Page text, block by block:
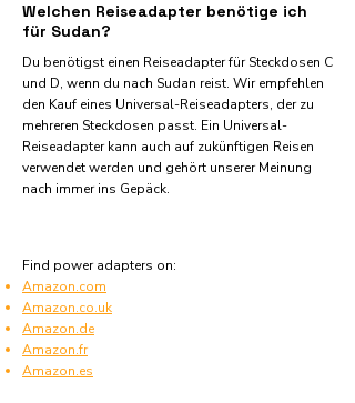
Welchen Reiseadapter benötige ich
für Sudan?
Du benötigst einen Reiseadapter für Steckdosen C
und D, wenn du nach Sudan reist. Wir empfehlen
den Kauf eines Universal-Reiseadapters, der zu
mehreren Steckdosen passt. Ein Universal-
Reiseadapter kann auch auf zukünftigen Reisen
verwendet werden und gehört unserer Meinung
nach immer ins Gepäck.
Find power adapters on:
Amazon.com
Amazon.co.uk
Amazon.de
Amazon.fr
Amazon.es